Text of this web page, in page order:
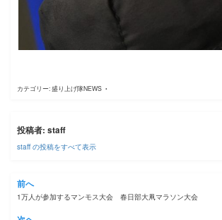
カテゴリー:盛り上げ隊NEWS
投稿者:staff
staff の投稿をすべて表示
投
稿
前へ
1万人が参加するマンモス大会 春日部大凧マラソン大会